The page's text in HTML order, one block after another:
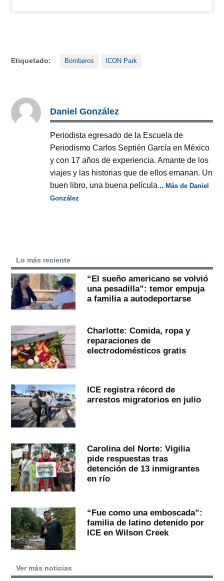
Etiquetado: Bomberos ICON Park
Daniel González
Periodista egresado de la Escuela de
Periodismo Carlos Septién García en México
y con 17 años de experiencia. Amante de los
viajes y las historias que de ellos emanan. Un
buen libro, una buena película...Más de Daniel
González
Lo más reciente
“El sueño americano se volvió
una pesadilla”: temor empuja
a familia a autodeportarse
Charlotte: Comida, ropa y
reparaciones de
electrodomésticos gratis
ICE registra récord de
arrestos migratorios en julio
Carolina del Norte: Vigilia
pide respuestas tras
detención de 13 inmigrantes
en río
“Fue como una emboscada”:
familia de latino detenido por
ICE en Wilson Creek
Ver más noticias